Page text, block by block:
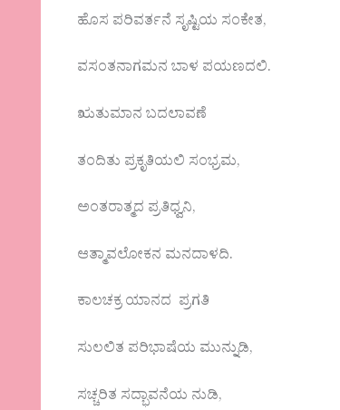
ಹೊಸ ಪರಿವರ್ತನೆ ಸೃಷ್ಟಿಯ ಸಂಕೇತ,
ವಸಂತನಾಗಮನ ಬಾಳ ಪಯಣದಲಿ.
ಋತುಮಾನ ಬದಲಾವಣೆ
ತಂದಿತು ಪ್ರಕೃತಿಯಲಿ ಸಂಭ್ರಮ,
ಅಂತರಾತ್ಮದ ಪ್ರತಿಧ್ವನಿ,
ಆತ್ಮಾವಲೋಕನ ಮನದಾಳದಿ.
ಕಾಲಚಕ್ರ ಯಾನದ ಪ್ರಗತಿ
ಸುಲಲಿತ ಪರಿಭಾಷೆಯ ಮುನ್ನುಡಿ,
ಸಚ್ಚರಿತ ಸದ್ಭಾವನೆಯ ನುಡಿ,